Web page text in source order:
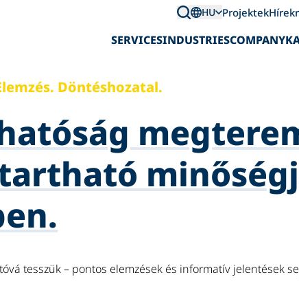
HU ProjektekHírek
SERVICESINDUSTRIESCOMPANY
Döntéshozatal.
tesszük – pontos elemzések és informatív jelentések